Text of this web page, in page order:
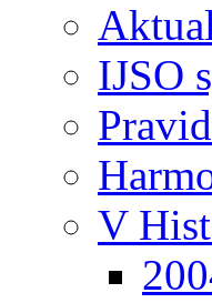
IJSO
V